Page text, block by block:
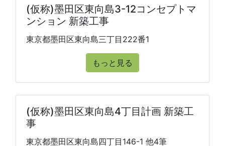
(仮称)墨田区東向島3-12コンセプトマ
ンション 新築工事
東京都墨田区東向島三丁目222番1
もっと見る
(仮称)墨田区東向島4丁目計画 新築工
事
東京都墨田区東向島四丁目146-1 他4筆